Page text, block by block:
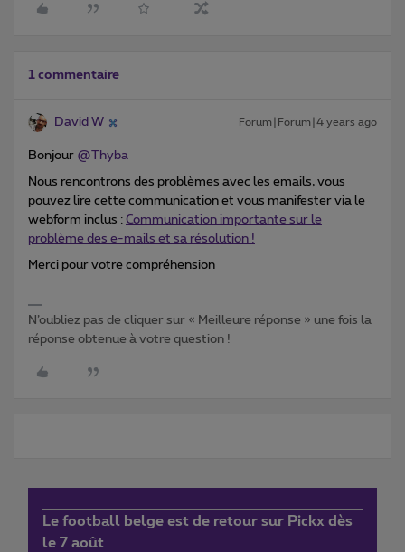
1 commentaire
David W Forum|Forum|4 years ago
Bonjour @Thyba
Nous rencontrons des problèmes avec les emails, vous
pouvez lire cette communication et vous manifester via le
webform inclus : Communication importante sur le
problème des e-mails et sa résolution !
Merci pour votre compréhension
N’oubliez pas de cliquer sur « Meilleure réponse » une fois la
réponse obtenue à votre question !
Le football belge est de retour sur Pickx dès
le 7 août